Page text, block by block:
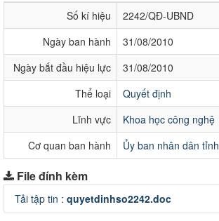
Số kí hiệu
2242/QĐ-UBND
Ngày ban hành
31/08/2010
Ngày bắt đầu hiệu lực
31/08/2010
Thể loại
Quyết định
Lĩnh vực
Khoa học công nghệ
Cơ quan ban hành
Ủy ban nhân dân tỉnh
File đính kèm
Tải tập tin : quyetdinhso2242.doc